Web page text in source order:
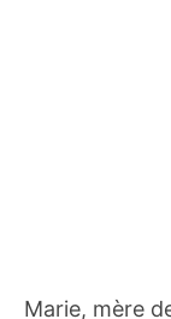
Marie, mère